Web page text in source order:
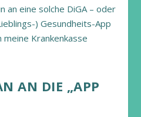
an eine solche DiGA – oder
) Gesundheits-App
Krankenkasse
AN DIE „APP